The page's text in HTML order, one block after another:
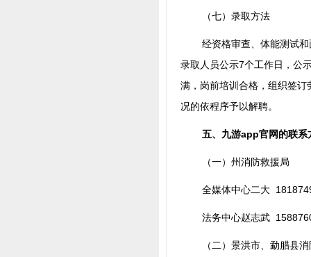
（七）录取方法
经资格审查、体能测试
录取人员公示7个工作日，公
满，岗前培训合格，组织签
况的依程序予以解聘。
五、九游app官网的联系
（一）州消防救援局
全媒体中心二大
法务中心赵志武
（二）景洪市、勐腊县